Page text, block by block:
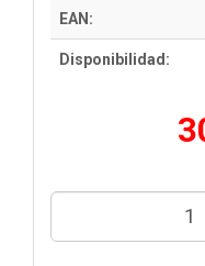
EAN:
Disponibilidad: